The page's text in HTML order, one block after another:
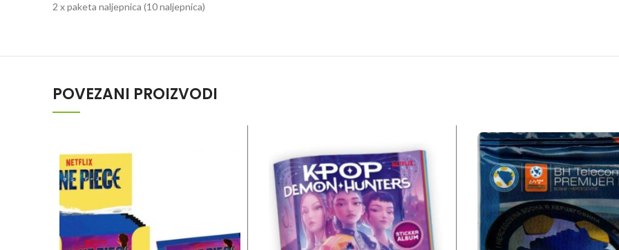
2 x paketa naljepnica (10 naljepnica)
POVEZANI PROIZVODI